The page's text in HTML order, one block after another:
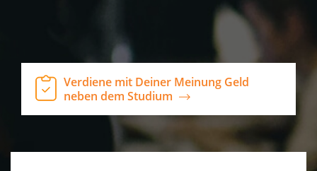
Verdiene mit Deiner Meinung Geld
neben dem Studium